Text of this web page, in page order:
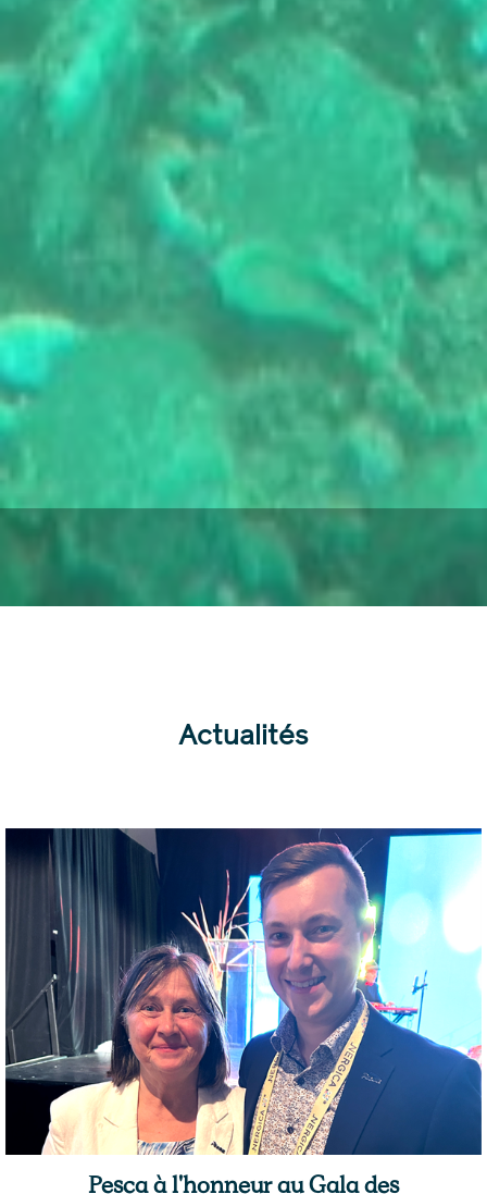
Actualités
Pesca à l'honneur au Gala des